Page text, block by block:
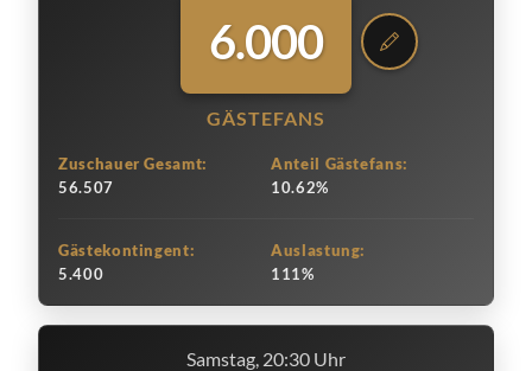
6.000
GÄSTEFANS
Zuschauer Gesamt:
56.507
Anteil Gästefans:
10.62%
Gästekontingent:
5.400
Auslastung:
111%
Samstag, 20:30 Uhr